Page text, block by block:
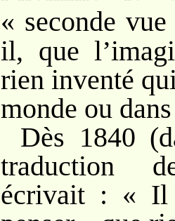
« seconde vue
il, que
rien inventé
monde ou
Dès 1840
traduction
écrivait : « Il